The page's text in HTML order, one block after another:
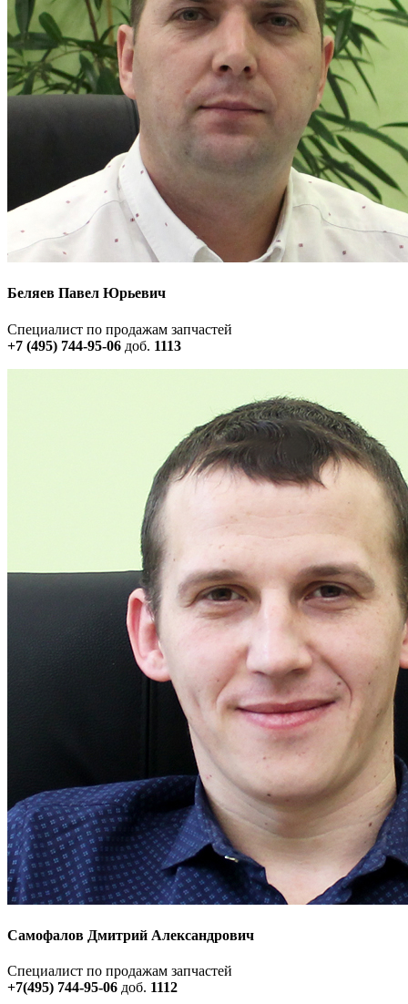
Беляев Павел Юрьевич
Специалист по продажам запчастей
+7 (495) 744-95-06 доб. 1113
Самофалов Дмитрий Александрович
Специалист по продажам запчастей
+7(495) 744-95-06 доб. 1112